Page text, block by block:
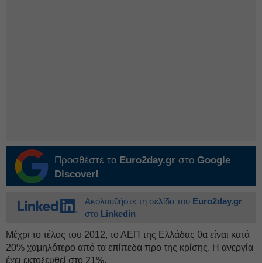
Προσθέστε το Euro2day.gr στο Google
Discover!
Ακολουθήστε τη σελίδα του Euro2day.gr
στο Linkedin
Μέχρι το τέλος του 2012, το ΑΕΠ της Ελλάδας θα είναι κατά
20% χαμηλότερο από τα επίπεδα προ της κρίσης. Η ανεργία
έχει εκτοξευθεί στο 21%.